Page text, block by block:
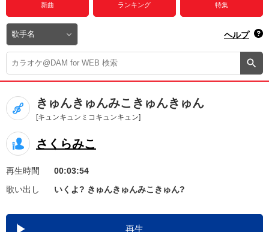
DAM★とも動画
DAM★とも録音
カラオケ＠DAM
ユーザー検索
キャンペーン
お知らせ よくあるご質問
DAMの新曲・ランキングなど
カラオケ最新情報をチェック！
新曲 ランキング 特集
ヘルプ
きゅんきゅんみこきゅんきゅん
[キュンキュンミコキュンキュン]
さくらみこ
再生時間
00:03:54
歌い出し
いくよ? きゅんきゅんみこきゅん?
再生